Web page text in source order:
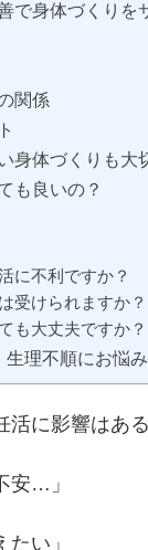
で身体づくりを
関係
身体づくりも大
も良いの？
に不利ですか？
受けられますか？
も大丈夫ですか？
理不順にお悩
活に影響はある
安…」
たい」